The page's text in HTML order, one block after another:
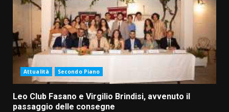
Attualità Secondo Piano
Leo Club Fasano e Virgilio Brindisi, avvenuto il
passaggio delle consegne